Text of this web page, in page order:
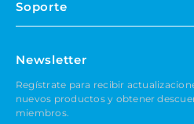
Soporte
Newsletter
Regístrate para recibir
nuevos productos y obtener
miembros.